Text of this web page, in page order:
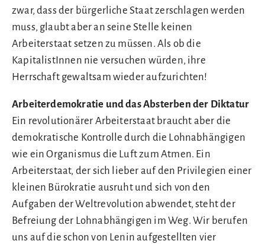
zwar, dass der bürgerliche Staat zerschlagen werden
muss, glaubt aber an seine Stelle keinen
Arbeiterstaat setzen zu müssen. Als ob die
KapitalistInnen nie versuchen würden, ihre
Herrschaft gewaltsam wieder aufzurichten!
Arbeiterdemokratie und das Absterben der Diktatur
Ein revolutionärer Arbeiterstaat braucht aber die
demokratische Kontrolle durch die Lohnabhängigen
wie ein Organismus die Luft zum Atmen. Ein
Arbeiterstaat, der sich lieber auf den Privilegien einer
kleinen Bürokratie ausruht und sich von den
Aufgaben der Weltrevolution abwendet, steht der
Befreiung der Lohnabhängigen im Weg. Wir berufen
uns auf die schon von Lenin aufgestellten vier